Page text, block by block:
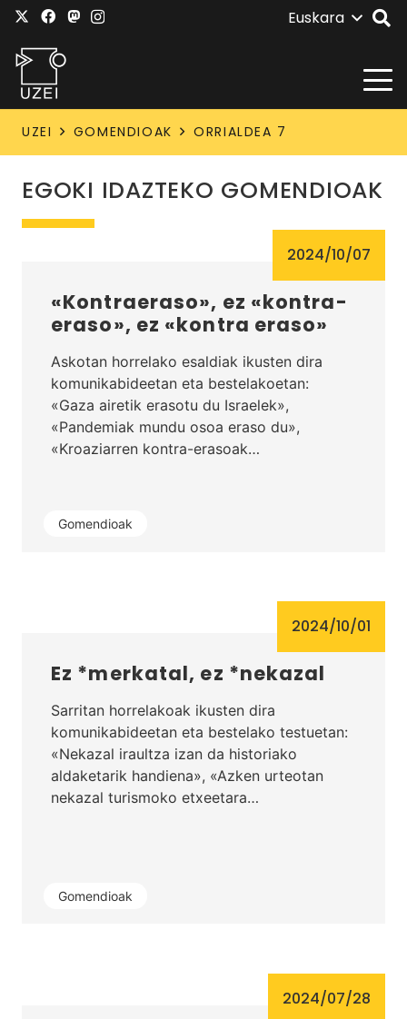
Euskara
UZEI GOMENDIOAK ORRIALDEA 7
EGOKI IDAZTEKO GOMENDIOAK
Gomendioak
2024/10/07
«Kontraeraso», ez «kontra-
eraso», ez «kontra eraso»
Askotan horrelako esaldiak ikusten dira
komunikabideetan eta bestelakoetan:
«Gaza airetik erasotu du Israelek»,
«Pandemiak mundu osoa eraso du»,
«Kroaziarren kontra-erasoak…
Gomendioak
2024/10/01
Ez *merkatal, ez *nekazal
Sarritan horrelakoak ikusten dira
komunikabideetan eta bestelako testuetan:
«Nekazal iraultza izan da historiako
aldaketarik handiena», «Azken urteotan
nekazal turismoko etxeetara…
2024/07/28